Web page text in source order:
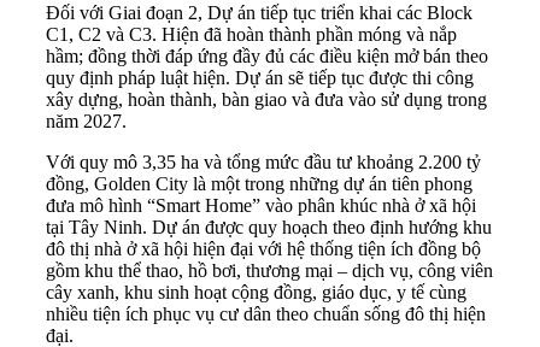
Đối với Giai đoạn 2, Dự án tiếp tục triển khai các Block
C1, C2 và C3. Hiện đã hoàn thành phần móng và nắp
hầm; đồng thời đáp ứng đầy đủ các điều kiện mở bán theo
quy định pháp luật hiện. Dự án sẽ tiếp tục được thi công
xây dựng, hoàn thành, bàn giao và đưa vào sử dụng trong
năm 2027.
Với quy mô 3,35 ha và tổng mức đầu tư khoảng 2.200 tỷ
đồng, Golden City là một trong những dự án tiên phong
đưa mô hình “Smart Home” vào phân khúc nhà ở xã hội
tại Tây Ninh. Dự án được quy hoạch theo định hướng khu
đô thị nhà ở xã hội hiện đại với hệ thống tiện ích đồng bộ
gồm khu thể thao, hồ bơi, thương mại – dịch vụ, công viên
cây xanh, khu sinh hoạt cộng đồng, giáo dục, y tế cùng
nhiều tiện ích phục vụ cư dân theo chuẩn sống đô thị hiện
đại.